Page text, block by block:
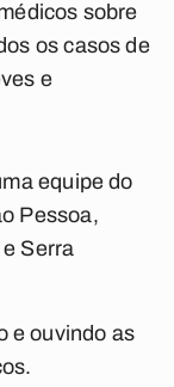
sobre
os casos de
e
equipe do
Pessoa,
Serra
e ouvindo as